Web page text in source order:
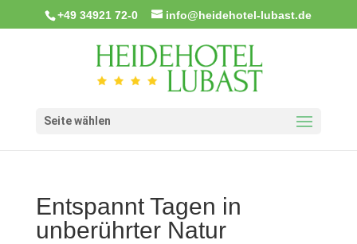
+49 34921 72-0 info@heidehotel-lubast.de
Seite wählen
Entspannt Tagen in
unberührter Natur